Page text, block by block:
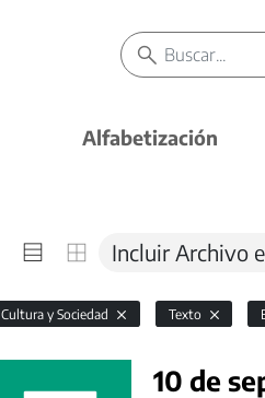
Alfabetización
Incluir Archivo
Cultura y Sociedad Texto
10 de